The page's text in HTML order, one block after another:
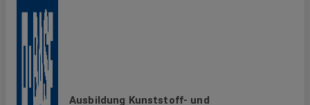
Ausbildung Kunststoff- und